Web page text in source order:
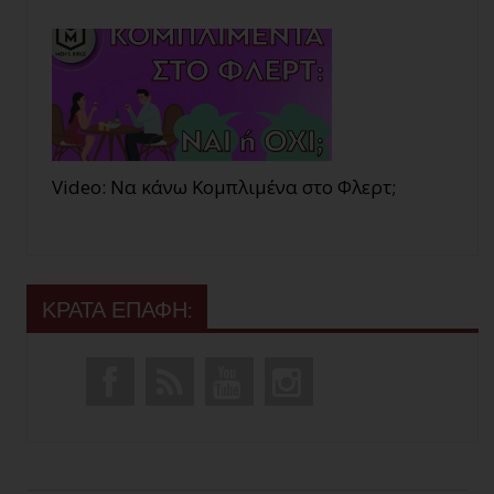
Video: Να κάνω Κομπλιμένα στο Φλερτ;
ΚΡΑΤΑ ΕΠΑΦΗ: